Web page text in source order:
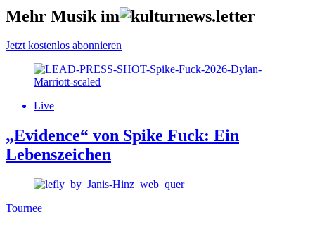
Mehr Musik im
Jetzt kostenlos abonnieren
Live
„Evidence“ von Spike Fuck: Ein
Lebenszeichen
Tournee